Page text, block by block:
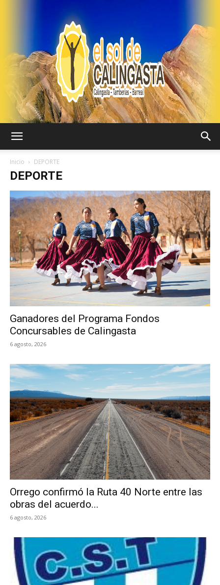
SOL
DE
CALINGASTA
Inicio DEPORTE
DEPORTE
Ganadores del Programa Fondos
Concursables de Calingasta
6 agosto, 2026
Orrego confirmó la Ruta 40 Norte entre las
obras del acuerdo...
6 agosto, 2026